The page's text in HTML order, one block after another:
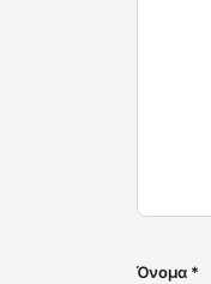
Όνομα *